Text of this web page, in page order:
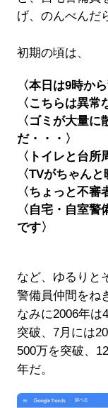
げ、のんべんだ
初期の頃は、
〈本日は9時か
〈こちらは異常
〈ゴミが大量
だ・・・〉
〈トイレと台所
〈TVがちゃんと
〈ちょっと不審
〈自宅・自室
です〉
など、ゆるりと
警備員仲間をね
なみに2006年は
突破、7月には
500万を突破、
年だ。